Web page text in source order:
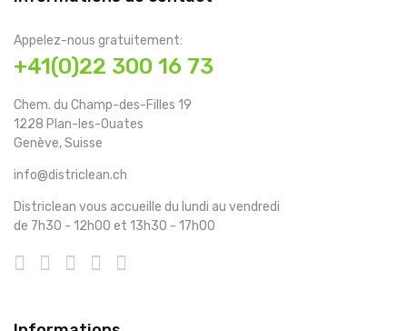
Appelez-nous gratuitement:
+41(0)22 300 16 73
Chem. du Champ-des-Filles 19
1228 Plan-les-Ouates
Genève, Suisse
info@districlean.ch
Districlean vous accueille du lundi au vendredi
de 7h30 - 12h00 et 13h30 - 17h00